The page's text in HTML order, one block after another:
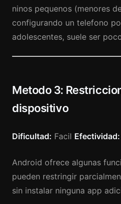
ninos pequenos (menores
configurando un telefono
adolescentes, suele ser
Metodo 3:
dispositivo
Dificultad: Facil Efectividad:
Android ofrece algunas
pueden restringir
sin instalar ninguna app